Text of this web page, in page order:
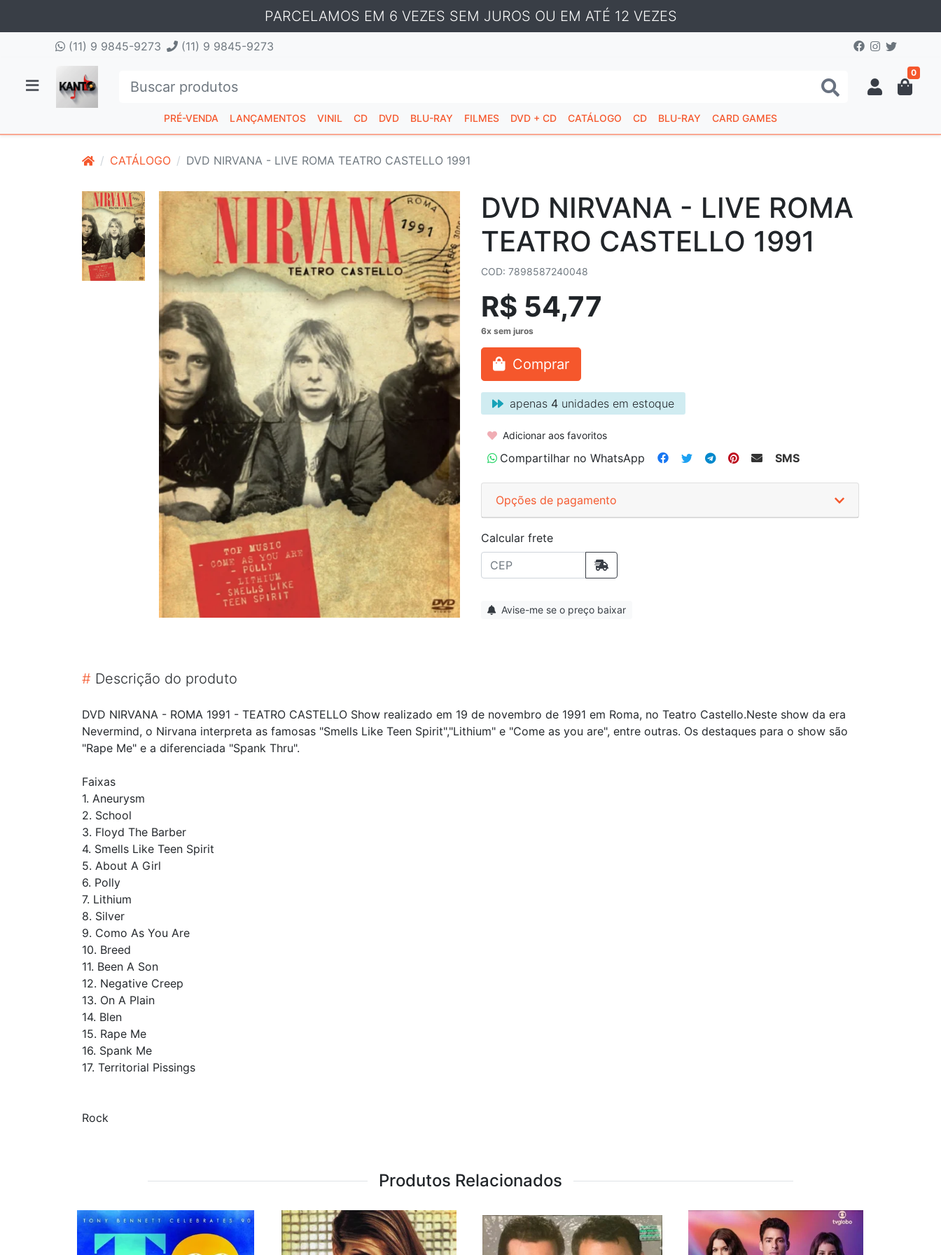
PARCELAMOS EM 6 VEZES SEM JUROS OU EM ATÉ 12 VEZES
(11) 9 9845-9273 (11) 9 9845-9273
0
PRÉ-VENDA LANÇAMENTOS VINIL CD DVD BLU-RAY FILMES DVD + CD CATÁLOGO CD BLU-RAY CARD GAMES
CATÁLOGO DVD NIRVANA - LIVE ROMA TEATRO CASTELLO 1991
DVD NIRVANA - LIVE ROMA
TEATRO CASTELLO 1991
COD: 7898587240048
R$ 54,77
Comprar
apenas 4 unidades em estoque
Adicionar aos favoritos
Compartilhar no WhatsApp SMS
Opções de pagamento
Calcular frete
Avise-me se o preço baixar
# Descrição do produto
DVD NIRVANA - ROMA 1991 - TEATRO CASTELLO Show realizado em 19 de novembro de 1991 em Roma, no Teatro Castello.Neste show da era
Nevermind, o Nirvana interpreta as famosas "Smells Like Teen Spirit","Lithium" e "Come as you are", entre outras. Os destaques para o show são
"Rape Me" e a diferenciada "Spank Thru".
Faixas
1. Aneurysm
2. School
3. Floyd The Barber
4. Smells Like Teen Spirit
5. About A Girl
6. Polly
7. Lithium
8. Silver
9. Como As You Are
10. Breed
11. Been A Son
12. Negative Creep
13. On A Plain
14. Blen
15. Rape Me
16. Spank Me
17. Territorial Pissings
Rock
Produtos Relacionados